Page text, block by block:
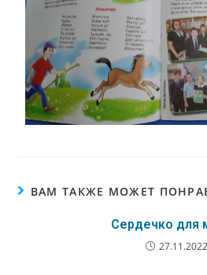
ВАМ ТАКЖЕ МОЖЕТ
Сердечко для
27.11.2022